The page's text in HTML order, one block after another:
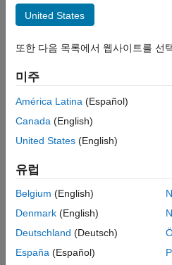
United States
또한 다음 목록에서 웹사이트를 선
미주
América Latina (Español)
Canada (English)
United States (English)
유럽
Belgium (English)
Denmark (English)
Deutschland (Deutsch)
España (Español)
신뢰 센터 등록 상표 개인정
애플리케이션 상태
© 1994-2026 The MathWorks,